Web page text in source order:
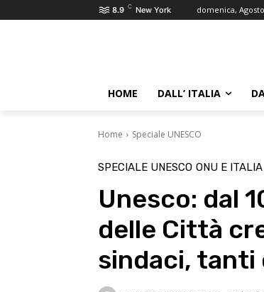
8.9 C New York domenica,
HOME DALL’ ITALIA
Home Speciale UNESCO
SPECIALE UNESCO ONU E ITALIA
Unesco: dal
delle Città
sindaci, tanti